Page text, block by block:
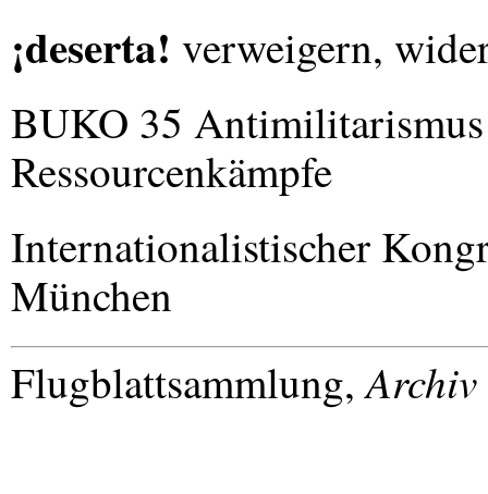
¡deserta! verweigern,
BUKO 35
Ressourcenkämpfe
Internationalistischer
München
Flugblattsammlung,Archiv